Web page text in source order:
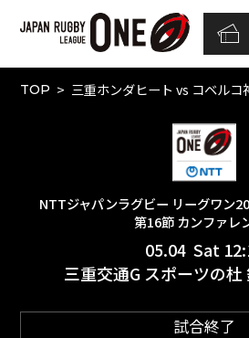
TOP 三重ホンダヒート vs コベル
NTTジャパンラグビー リーグワン
第16節 カンファレ
05.04 Sat
三重交通G スポーツの
試合終了